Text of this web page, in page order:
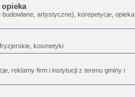
opieka
budowlane, artystyczne), korepetycje, opieka
kosmetyki
reklamy firm i instytucji z terenu gminy i